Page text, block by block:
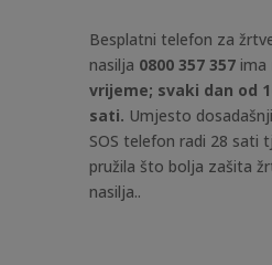
Besplatni telefon za
nasilja 0800 357 357ima
vrijeme; svaki dan od
sati. Umjesto
SOS telefon radi 28 sati
pružila što bolja zašita
nasilja..